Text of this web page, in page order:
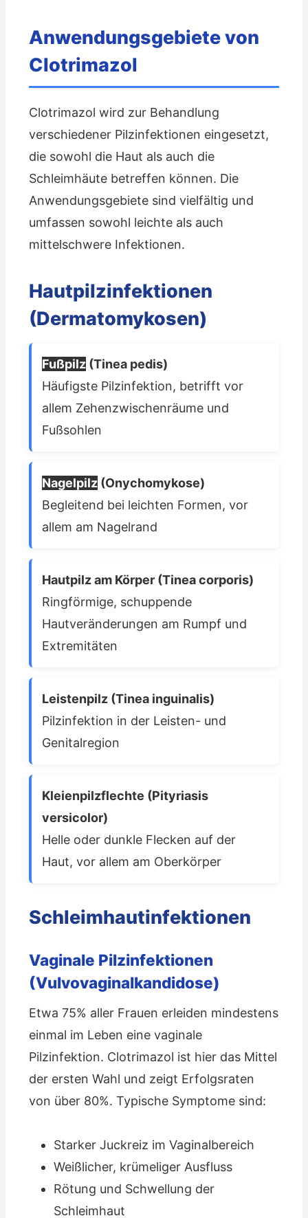
Anwendungsgebiete von
Clotrimazol
Clotrimazol wird zur Behandlung
verschiedener Pilzinfektionen eingesetzt,
die sowohl die Haut als auch die
Schleimhäute betreffen können. Die
Anwendungsgebiete sind vielfältig und
umfassen sowohl leichte als auch
mittelschwere Infektionen.
Hautpilzinfektionen
(Dermatomykosen)
Fußpilz (Tinea pedis)
Häufigste Pilzinfektion, betrifft vor
allem Zehenzwischenräume und
Fußsohlen
Nagelpilz (Onychomykose)
Begleitend bei leichten Formen, vor
allem am Nagelrand
Hautpilz am Körper (Tinea corporis)
Ringförmige, schuppende
Hautveränderungen am Rumpf und
Extremitäten
Leistenpilz (Tinea inguinalis)
Pilzinfektion in der Leisten- und
Genitalregion
Kleienpilzflechte (Pityriasis
versicolor)
Helle oder dunkle Flecken auf der
Haut, vor allem am Oberkörper
Schleimhautinfektionen
Vaginale Pilzinfektionen
(Vulvovaginalkandidose)
Etwa 75% aller Frauen erleiden mindestens
einmal im Leben eine vaginale
Pilzinfektion. Clotrimazol ist hier das Mittel
der ersten Wahl und zeigt Erfolgsraten
von über 80%. Typische Symptome sind:
Starker Juckreiz im Vaginalbereich
Weißlicher, krümeliger Ausfluss
Rötung und Schwellung der
Schleimhaut